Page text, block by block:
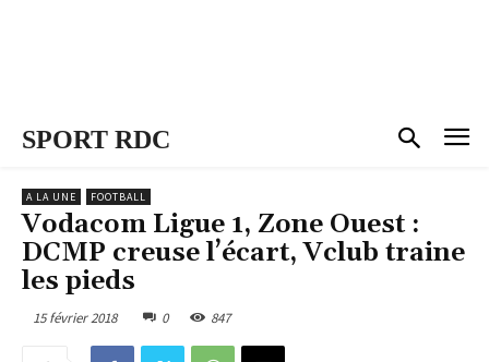
SPORT RDC
A LA UNE FOOTBALL
Vodacom Ligue 1, Zone Ouest :
DCMP creuse l’écart, Vclub traine
les pieds
15 février 2018 0 847